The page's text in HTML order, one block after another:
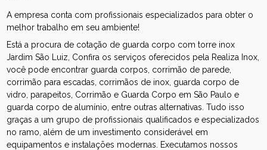
A empresa conta com profissionais especializados para obter o
melhor trabalho em seu ambiente!
Está a procura de cotação de guarda corpo com torre inox
Jardim São Luiz, Confira os serviços oferecidos pela Realiza Inox,
você pode encontrar guarda corpos, corrimão de parede,
corrimão para escadas, corrimãos de inox, guarda corpo de
vidro, parapeitos, Corrimão e Guarda Corpo em São Paulo e
guarda corpo de alumínio, entre outras alternativas. Tudo isso
graças a um grupo de profissionais qualificados e especializados
no ramo, além de um investimento considerável em
equipamentos e instalações modernas. Executamos nossos